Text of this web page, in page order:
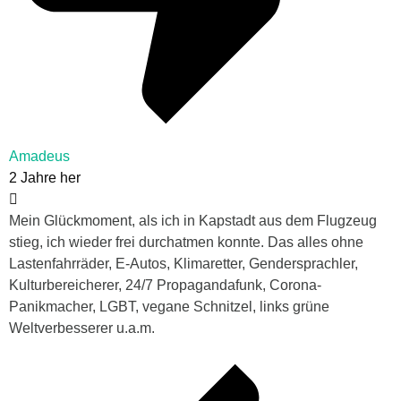
Amadeus
2 Jahre her
Mein Glückmoment, als ich in Kapstadt aus dem Flugzeug
stieg, ich wieder frei durchatmen konnte. Das alles ohne
Lastenfahrräder, E-Autos, Klimaretter, Gendersprachler,
Kulturbereicherer, 24/7 Propagandafunk, Corona-
Panikmacher, LGBT, vegane Schnitzel, links grüne
Weltverbesserer u.a.m.